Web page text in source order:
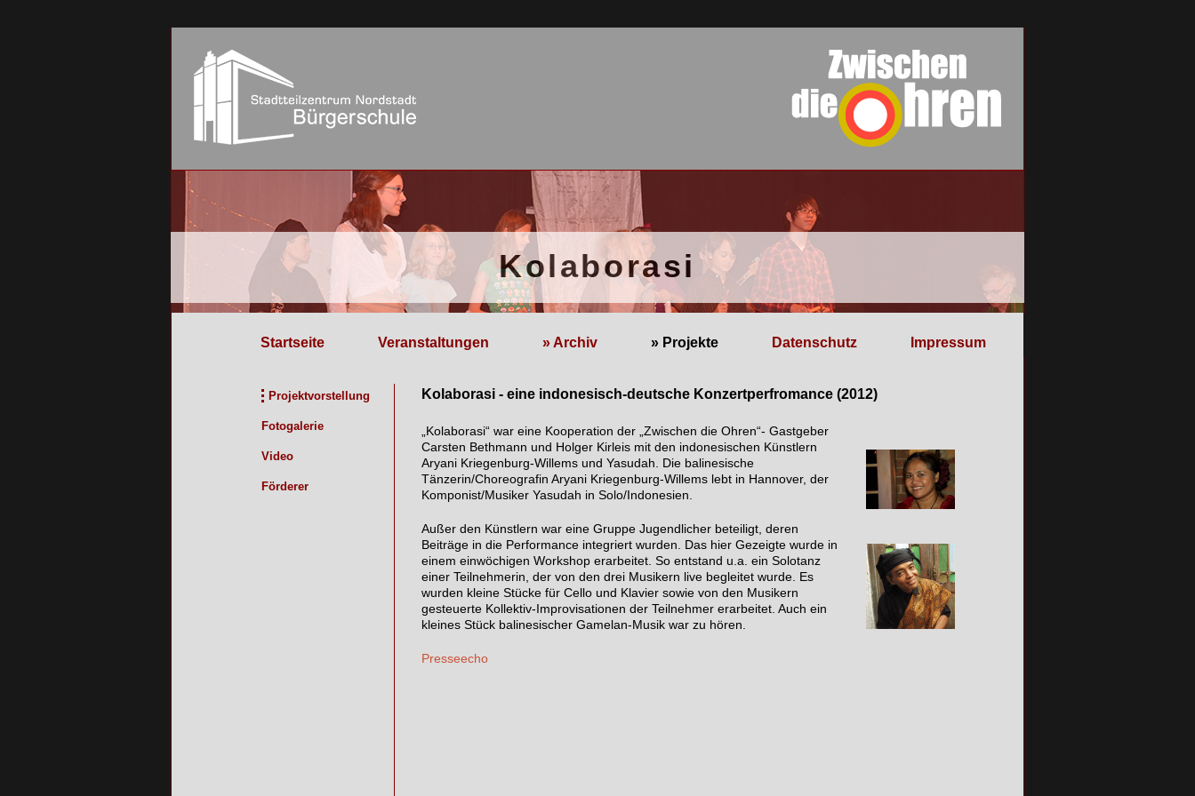
Kolaborasi
Startseite Veranstaltungen » Archiv » Projekte Datenschutz Impressum
Projektvorstellung
Fotogalerie
Video
Förderer
Kolaborasi - eine indonesisch-deutsche Konzertperfromance (2012)
„Kolaborasi“ war eine Kooperation der „Zwischen die Ohren“- Gastgeber
Carsten Bethmann und Holger Kirleis mit den indonesischen Künstlern
Aryani Kriegenburg-Willems und Yasudah. Die balinesische
Tänzerin/Choreografin Aryani Kriegenburg-Willems lebt in Hannover, der
Komponist/Musiker Yasudah in Solo/Indonesien.
Außer den Künstlern war eine Gruppe Jugendlicher beteiligt, deren
Beiträge in die Performance integriert wurden. Das hier Gezeigte wurde in
einem einwöchigen Workshop erarbeitet. So entstand u.a. ein Solotanz
einer Teilnehmerin, der von den drei Musikern live begleitet wurde. Es
wurden kleine Stücke für Cello und Klavier sowie von den Musikern
gesteuerte Kollektiv-Improvisationen der Teilnehmer erarbeitet. Auch ein
kleines Stück balinesischer Gamelan-Musik war zu hören.
Presseecho